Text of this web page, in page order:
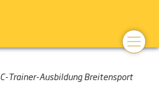
C-Trainer-Ausbildung Breitensport